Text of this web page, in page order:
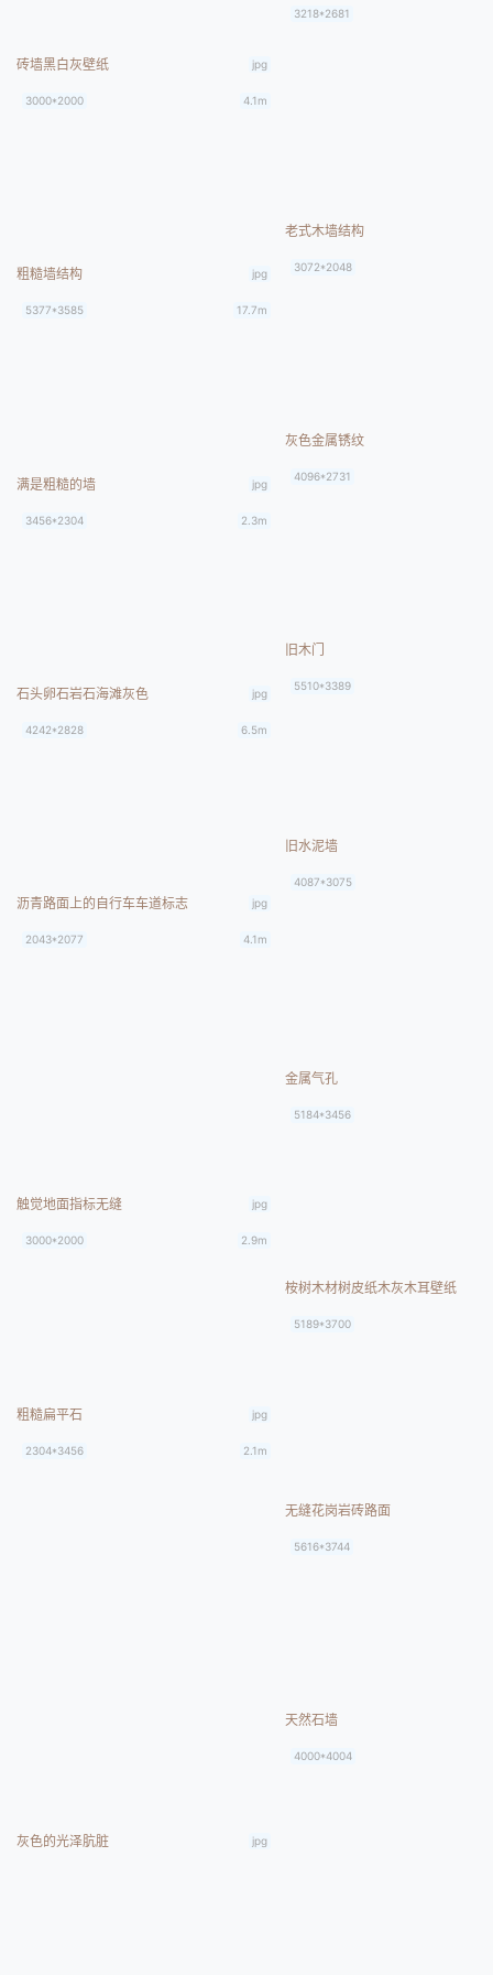
砖墙黑白灰壁纸 jpg
老式木墙结构
3218*2681
粗糙墙结构
3000*2000 4.1m
jpg
灰色金属锈纹
3072*2048
满是粗糙的墙
5377*3585 17.7m
jpg
旧木门
4096*2731
石头卵石岩石海滩灰色
3456*2304 2.3m
jpg
旧水泥墙
5510*3389
沥青路面上的自行车车道标志
4242*2828 6.5m
jpg
金属气孔
4087*3075
触觉地面指标无缝
2043*2077 4.1m
jpg
桉树木材树皮纸木灰木耳壁纸
5184*3456
粗糙扁平石
3000*2000 2.9m
jpg
无缝花岗岩砖路面
5189*3700
灰色的光泽肮脏
2304*3456 2.1m
jpg
天然石墙
5616*3744
4000*4004